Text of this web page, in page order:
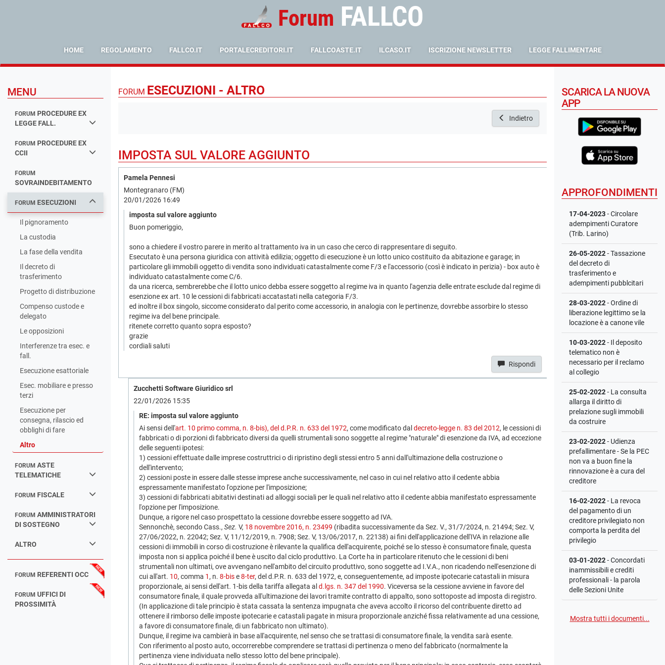
Forum FALLCO
HOME REGOLAMENTO FALLCO.IT PORTALECREDITORI.IT FALLCOASTE.IT ILCASO.IT ISCRIZIONE NEWSLETTER LEGGE FALLIMENTARE
MENU
FORUM PROCEDURE EX
LEGGE FALL.
FORUM PROCEDURE EX
CCII
FORUM
SOVRAINDEBITAMENTO
FORUM ESECUZIONI
Il pignoramento
La custodia
La fase della vendita
Il decreto di
trasferimento
Progetto di distribuzione
Compenso custode e
delegato
Le opposizioni
Interferenze tra esec. e
fall.
Esecuzione esattoriale
Esec. mobiliare e presso
terzi
Esecuzione per
consegna, rilascio ed
obblighi di fare
Altro
FORUM ASTE
TELEMATICHE
FORUM FISCALE
FORUM AMMINISTRATORI
DI SOSTEGNO
ALTRO
FORUM REFERENTI OCC
FORUM UFFICI DI
PROSSIMITÀ
FORUM ESECUZIONI - ALTRO
Indietro
IMPOSTA SUL VALORE AGGIUNTO
Pamela Pennesi
Montegranaro (FM)
20/01/2026 16:49
imposta sul valore aggiunto
Buon pomeriggio,
sono a chiedere il vostro parere in merito al trattamento iva in un caso che cerco di rappresentare di seguito.
Esecutato è una persona giuridica con attività edilizia; oggetto di esecuzione è un lotto unico costituito da abitazione e garage; in
particolare gli immobili oggetto di vendita sono individuati catastalmente come F/3 e l'accessorio (così è indicato in perizia) - box auto è
individuato catastalmente come C/6.
da una ricerca, sembrerebbe che il lotto unico debba essere soggetto al regime iva in quanto l'agenzia delle entrate esclude dal regime di
esenzione ex art. 10 le cessioni di fabbricati accatastati nella categoria F/3.
ed inoltre il box singolo, siccome considerato dal perito come accessorio, in analogia con le pertinenze, dovrebbe assorbire lo stesso
regime iva del bene principale.
ritenete corretto quanto sopra esposto?
grazie
cordiali saluti
Rispondi
Zucchetti Software Giuridico srl
22/01/2026 15:35
RE: imposta sul valore aggiunto
Ai sensi dell'art. 10 primo comma, n. 8-bis), del d.P.R. n. 633 del 1972, come modificato dal decreto-legge n. 83 del 2012, le cessioni di
fabbricati o di porzioni di fabbricato diversi da quelli strumentali sono soggette al regime "naturale" di esenzione da IVA, ad eccezione
delle seguenti ipotesi:
1) cessioni effettuate dalle imprese costruttrici o di ripristino degli stessi entro 5 anni dall'ultimazione della costruzione o
dell'intervento;
2) cessioni poste in essere dalle stesse imprese anche successivamente, nel caso in cui nel relativo atto il cedente abbia
espressamente manifestato l'opzione per l'imposizione;
3) cessioni di fabbricati abitativi destinati ad alloggi sociali per le quali nel relativo atto il cedente abbia manifestato espressamente
l'opzione per l'imposizione.
Dunque, a rigore nel caso prospettato la cessione dovrebbe essere soggetto ad IVA.
Sennonchè, secondo Cass., Sez. V, 18 novembre 2016, n. 23499 (ribadita successivamente da Sez. V., 31/7/2024, n. 21494; Sez. V,
27/06/2022, n. 22042; Sez. V, 11/12/2019, n. 7908; Sez. V, 13/06/2017, n. 22138) ai fini dell'applicazione dell'IVA in relazione alle
cessioni di immobili in corso di costruzione è rilevante la qualifica dell'acquirente, poiché se lo stesso è consumatore finale, questa
imposta non si applica poiché il bene è uscito dal ciclo produttivo. La Corte ha in particolare ritenuto che le cessioni di beni
strumentali non ultimati, ove avvengano nell'ambito del circuito produttivo, sono soggette ad I.V.A., non ricadendo nell'esenzione di
cui all'art. 10, comma 1 , n. 8-bise8-ter, del d.P.R. n. 633 del 1972, e, conseguentemente, ad imposte ipotecarie catastali in misura
proporzionale, ai sensi dell'art. 1-bis della tariffa allegata al d.lgs. n. 347 del 1990. Viceversa se la cessione avviene in favore del
consumatore finale, il quale provveda all'ultimazione dei lavori tramite contratto di appalto, sono sottoposte ad imposta di registro.
(In applicazione di tale principio è stata cassata la sentenza impugnata che aveva accolto il ricorso del contribuente diretto ad
ottenere il rimborso delle imposte ipotecarie e catastali pagate in misura proporzionale anziché fissa relativamente ad una cessione,
a favore di consumatore finale, di un fabbricato non ultimato).
Dunque, il regime iva cambierà in base all'acquirente, nel senso che se trattasi di consumatore finale, la vendita sarà esente.
Con riferimento al posto auto, occorrerebbe comprendere se trattasi di pertinenza o meno del fabbricato (normalmente la
pertinenza viene individuata nello stesso lotto del bene principale).
SCARICA LA NUOVA
APP
APPROFONDIMENTI
17-04-2023- Circolare
adempimenti Curatore
(Trib. Larino)
26-05-2022- Tassazione
del decreto di
trasferimento e
adempimenti pubblcitari
28-03-2022- Ordine di
liberazione legittimo se la
locazione è a canone vile
10-03-2022- Il deposito
telematico non è
necessario per il reclamo
al collegio
25-02-2022- La consulta
allarga il diritto di
prelazione sugli immobili
da costruire
23-02-2022- Udienza
prefallimentare - Se la PEC
non va a buon fine la
rinnovazione è a cura del
creditore
16-02-2022- La revoca
del pagamento di un
creditore privilegiato non
comporta la perdita del
privilegio
03-01-2022- Concordati
inammissibili e crediti
professionali - la parola
delle Sezioni Unite
Mostra tutti i documenti...